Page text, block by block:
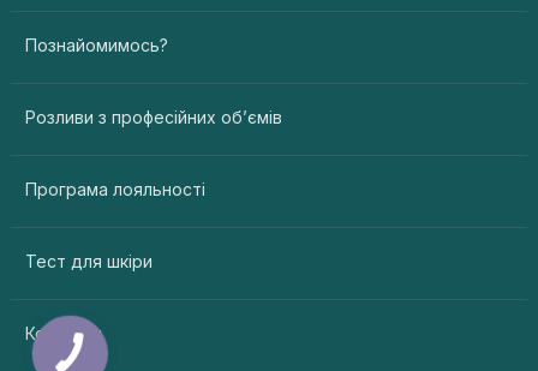
Познайомимось?
Розливи з професійних об’ємів
Програма лояльності
Тест для шкіри
Контакти